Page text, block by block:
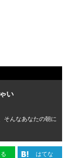
い
そんなあなたの朝に
はてな